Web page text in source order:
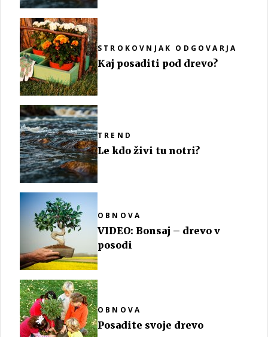
STROKOVNJAK ODGOVARJA
Kaj posaditi pod drevo?
TREND
Le kdo živi tu notri?
OBNOVA
VIDEO: Bonsaj – drevo v
posodi
OBNOVA
Posadite svoje drevo